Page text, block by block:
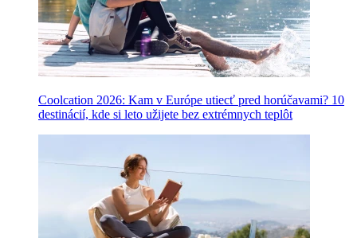
Coolcation 2026: Kam v Európe utiecť pred horúčavami? 10
destinácií, kde si leto užijete bez extrémnych teplôt